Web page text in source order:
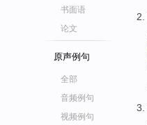
书面语
论文
原声例句
全部
音频例句
视频例句